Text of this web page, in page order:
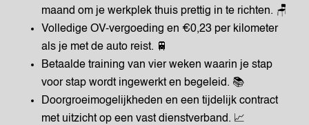
maand om je werkplek thuis prettig in te richten. 🪑
Volledige OV-vergoeding en €0,23 per kilometer
als je met de auto reist. 🚆
Betaalde training van vier weken waarin je stap
voor stap wordt ingewerkt en begeleid. 📚
Doorgroeimogelijkheden en een tijdelijk contract
met uitzicht op een vast dienstverband. 📈